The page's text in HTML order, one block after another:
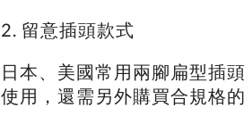
2. 留意插頭款式
日本、美國常用兩腳扁型插
使用，還需另外購買合規格